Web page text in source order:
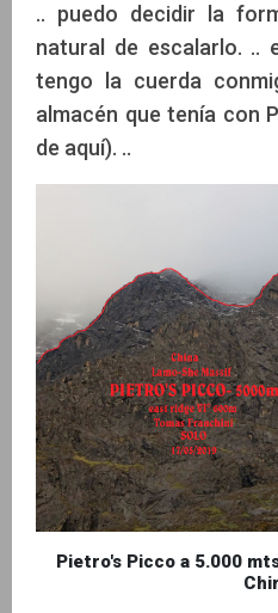
.. puedo decidir la
natural de escalarlo. ..
tengo la cuerda
almacén que tenía con
de aquí). ..
Pietro's Picco a 5.000